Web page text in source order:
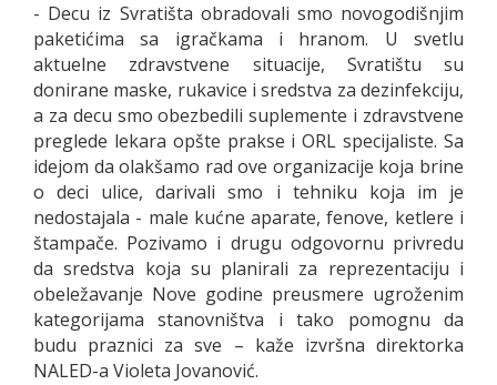
- Decu iz Svratišta obradovali smo novogodišnjim
paketićima sa igračkama i hranom. U svetlu
aktuelne zdravstvene situacije, Svratištu su
donirane maske, rukavice i sredstva za dezinfekciju,
a za decu smo obezbedili suplemente i zdravstvene
preglede lekara opšte prakse i ORL specijaliste. Sa
idejom da olakšamo rad ove organizacije koja brine
o deci ulice, darivali smo i tehniku koja im je
nedostajala - male kućne aparate, fenove, ketlere i
štampače. Pozivamo i drugu odgovornu privredu
da sredstva koja su planirali za reprezentaciju i
obeležavanje Nove godine preusmere ugroženim
kategorijama stanovništva i tako pomognu da
budu praznici za sve – kaže izvršna direktorka
NALED-a Violeta Jovanović.